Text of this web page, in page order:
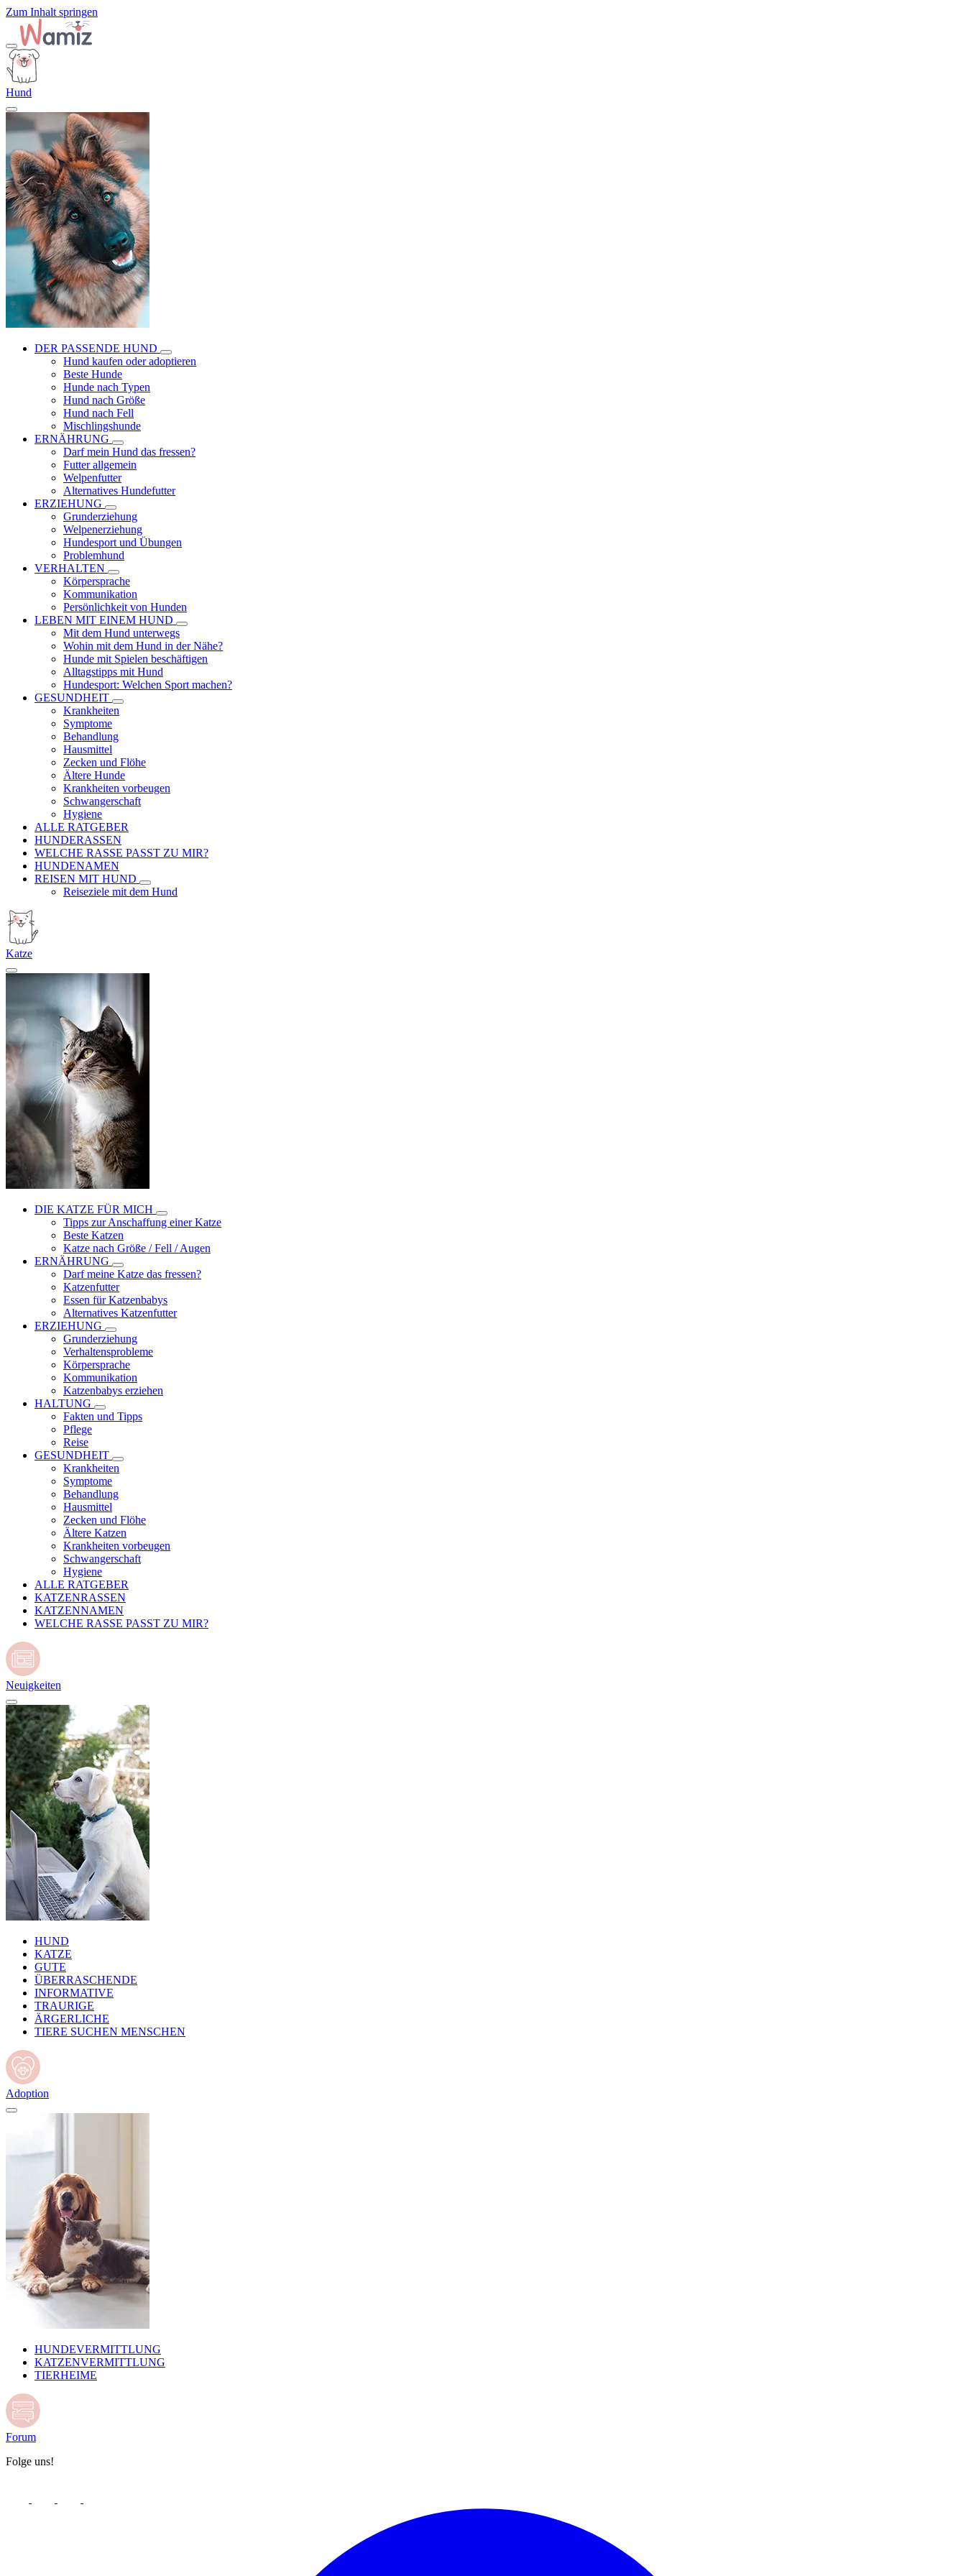
Zum Inhalt springen
Hund
DER PASSENDE HUND
Hund kaufen oder adoptieren
Beste Hunde
Hunde nach Typen
Hund nach Größe
Hund nach Fell
Mischlingshunde
ERNÄHRUNG
Darf mein Hund das fressen?
Futter allgemein
Welpenfutter
Alternatives Hundefutter
ERZIEHUNG
Grunderziehung
Welpenerziehung
Hundesport und Übungen
Problemhund
VERHALTEN
Körpersprache
Kommunikation
Persönlichkeit von Hunden
LEBEN MIT EINEM HUND
Mit dem Hund unterwegs
Wohin mit dem Hund in der Nähe?
Hunde mit Spielen beschäftigen
Alltagstipps mit Hund
Hundesport: Welchen Sport machen?
GESUNDHEIT
Krankheiten
Symptome
Behandlung
Hausmittel
Zecken und Flöhe
Ältere Hunde
Krankheiten vorbeugen
Schwangerschaft
Hygiene
ALLE RATGEBER
HUNDERASSEN
WELCHE RASSE PASST ZU MIR?
HUNDENAMEN
REISEN MIT HUND
Reiseziele mit dem Hund
Katze
DIE KATZE FÜR MICH
Tipps zur Anschaffung einer Katze
Beste Katzen
Katze nach Größe / Fell / Augen
ERNÄHRUNG
Darf meine Katze das fressen?
Katzenfutter
Essen für Katzenbabys
Alternatives Katzenfutter
ERZIEHUNG
Grunderziehung
Verhaltensprobleme
Körpersprache
Kommunikation
Katzenbabys erziehen
HALTUNG
Fakten und Tipps
Pflege
Reise
GESUNDHEIT
Krankheiten
Symptome
Behandlung
Hausmittel
Zecken und Flöhe
Ältere Katzen
Krankheiten vorbeugen
Schwangerschaft
Hygiene
ALLE RATGEBER
KATZENRASSEN
KATZENNAMEN
WELCHE RASSE PASST ZU MIR?
Neuigkeiten
HUND
KATZE
GUTE
ÜBERRASCHENDE
INFORMATIVE
TRAURIGE
ÄRGERLICHE
TIERE SUCHEN MENSCHEN
Adoption
HUNDEVERMITTLUNG
KATZENVERMITTLUNG
TIERHEIME
Forum
Folge uns!